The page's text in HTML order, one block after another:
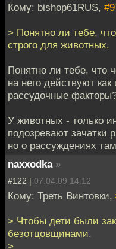
Кому: bishop61RUS,
> Понятно ли тебе,
строго для животных.
Понятно ли тебе, что
на него действуют
рассудочные
У животных - только
подозревают зачатки
но о рассуждениях
naxxodka »
#122 | 07.04.09 14:12
Кому: Треть Винтовки,
> Чтобы дети были
безотцовщинами.
>